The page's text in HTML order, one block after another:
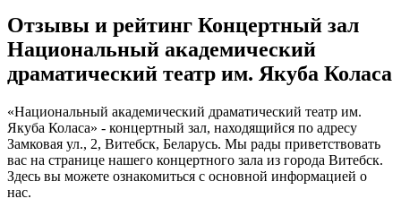
Отзывы и рейтинг Концертный зал
Национальный академический
драматический театр им. Якуба Коласа
«Национальный академический драматический театр им.
Якуба Коласа» - концертный зал, находящийся по адресу
Замковая ул., 2, Витебск, Беларусь. Мы рады приветствовать
вас на странице нашего концертного зала из города Витебск.
Здесь вы можете ознакомиться с основной информацией о
нас.